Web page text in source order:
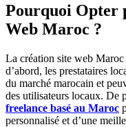
Pourquoi Opter
Web Maroc ?
La création site web Maroc
d’abord, les prestataires
du marché marocain et
des utilisateurs locaux. De
freelance basé au Maroc
personnalisé et d’une